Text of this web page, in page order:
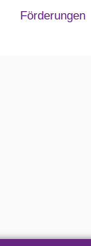
Förderungen